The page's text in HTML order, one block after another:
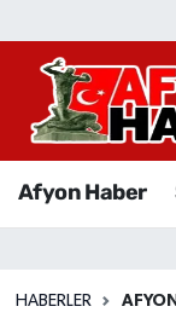
Afyon Haber
HABERLER
Afyon